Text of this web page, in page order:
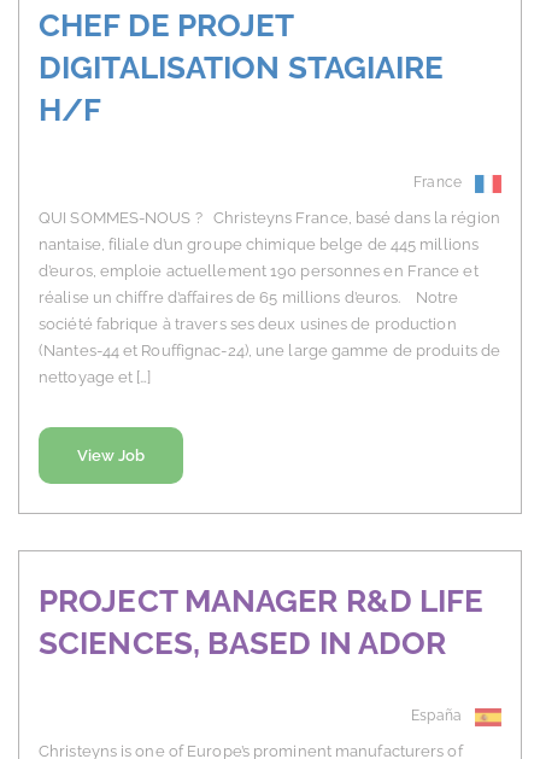
CHEF DE PROJET
DIGITALISATION STAGIAIRE
H/F
France
QUI SOMMES-NOUS ? Christeyns France, basé dans la région
nantaise, filiale d’un groupe chimique belge de 445 millions
d’euros, emploie actuellement 190 personnes en France et
réalise un chiffre d’affaires de 65 millions d’euros. Notre
société fabrique à travers ses deux usines de production
(Nantes-44 et Rouffignac-24), une large gamme de produits de
nettoyage et […]
View Job
PROJECT MANAGER R&D LIFE
SCIENCES, BASED IN ADOR
España
Christeyns is one of Europe’s prominent manufacturers of